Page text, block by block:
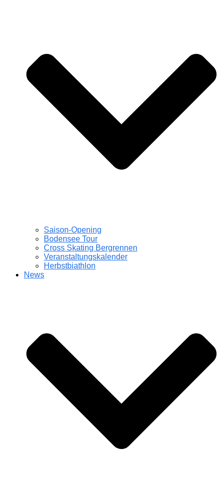
Saison-Opening
Bodensee Tour
Cross Skating Bergrennen
Veranstaltungskalender
Herbstbiathlon
News